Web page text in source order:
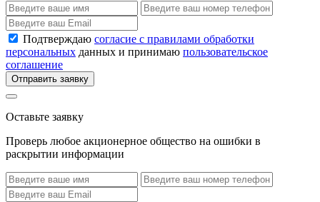
Подтверждаю согласие с правилами обработки
персональных данных и принимаю пользовательское
соглашение
Отправить заявку
Оставьте заявку
Проверь любое акционерное общество на ошибки в
раскрытии информации